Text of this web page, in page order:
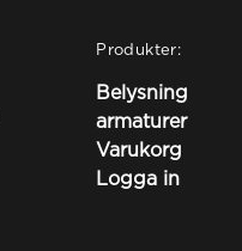
Produkter:
Belysning
armaturer
Varukorg
Logga in